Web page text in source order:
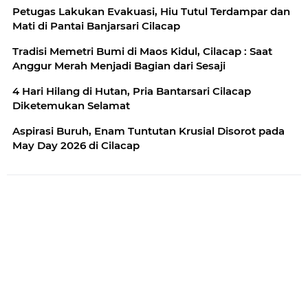
Petugas Lakukan Evakuasi, Hiu Tutul Terdampar dan
Mati di Pantai Banjarsari Cilacap
Tradisi Memetri Bumi di Maos Kidul, Cilacap : Saat
Anggur Merah Menjadi Bagian dari Sesaji
4 Hari Hilang di Hutan, Pria Bantarsari Cilacap
Diketemukan Selamat
Aspirasi Buruh, Enam Tuntutan Krusial Disorot pada
May Day 2026 di Cilacap